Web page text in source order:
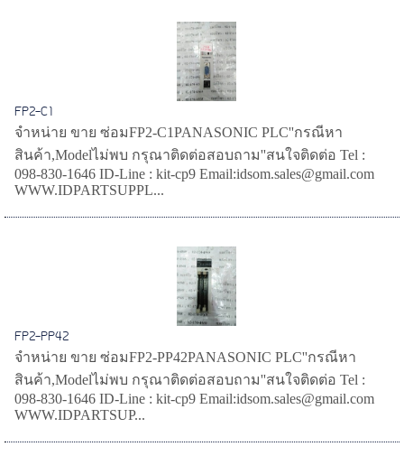
FP2-C1
จำหน่าย ขาย ซ่อมFP2-C1PANASONIC PLC''กรณีหา
สินค้า,Modelไม่พบ กรุณาติดต่อสอบถาม''สนใจติดต่อ Tel :
098-830-1646 ID-Line : kit-cp9 Email:idsom.sales@gmail.com
WWW.IDPARTSUPPL...
FP2-PP42
จำหน่าย ขาย ซ่อมFP2-PP42PANASONIC PLC''กรณีหา
สินค้า,Modelไม่พบ กรุณาติดต่อสอบถาม''สนใจติดต่อ Tel :
098-830-1646 ID-Line : kit-cp9 Email:idsom.sales@gmail.com
WWW.IDPARTSUP...